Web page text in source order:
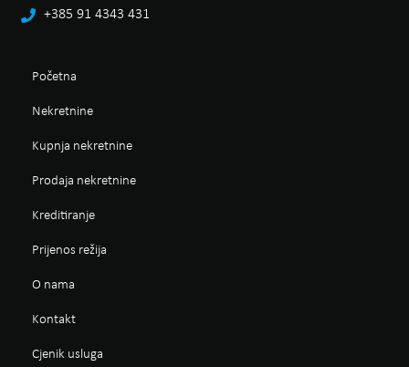
+385 91 4343 431
Početna
Nekretnine
Kupnja nekretnine
Prodaja nekretnine
Kreditiranje
Prijenos režija
O nama
Kontakt
Cjenik usluga